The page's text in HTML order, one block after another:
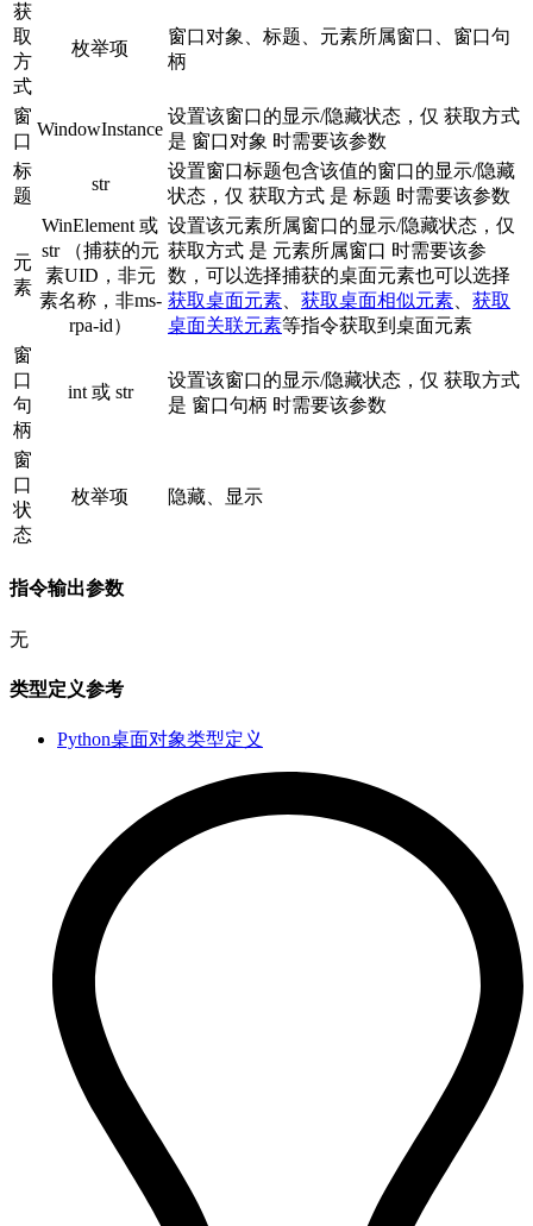
获
取
方
式
枚举项
窗口对象、标题、元素所属窗口、窗口句
柄
窗
口
WindowInstance
设置该窗口的显示/隐藏状态，仅 获取方式
是 窗口对象 时需要该参数
标
题
str
设置窗口标题包含该值的窗口的显示/隐藏
状态，仅 获取方式 是 标题 时需要该参数
元
素
WinElement 或
str （捕获的元
素UID，非元
素名称，非ms-
rpa-id）
设置该元素所属窗口的显示/隐藏状态，仅
获取方式 是 元素所属窗口 时需要该参
数，可以选择捕获的桌面元素也可以选择
获取桌面元素
获取桌面相似元素
获取
桌面关联元素等指令获取到桌面元素
窗
口
句
柄
int 或 str
设置该窗口的显示/隐藏状态，仅 获取方式
是 窗口句柄 时需要该参数
窗
口
状
态
枚举项 隐藏、显示
指令输出参数
无
类型定义参考
Python桌面对象类型定义